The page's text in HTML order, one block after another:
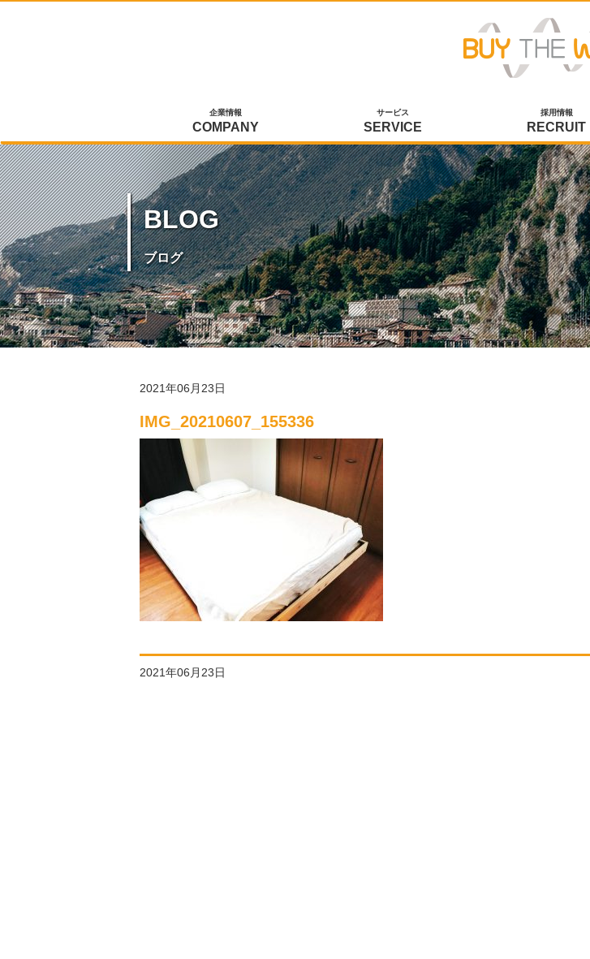
企業情報
COMPANY
サービス
SERVICE
採用情報
RECRUIT
BLOG
ブログ
2021年06月23日
IMG_20210607_155336
2021年06月23日